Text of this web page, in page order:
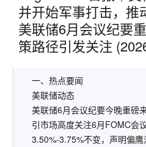
并开始军事打击，推
美联储6月会议纪要
策路径引发关注
一、热点要闻
美联储动态
美联储6月会议纪要今晚重磅
引市场高度关注6月FOMC会
3.50%-3.75%不变，声明偏